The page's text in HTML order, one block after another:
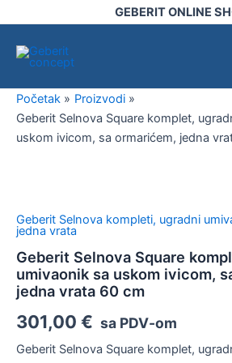
na
sadržaj
GEBERIT ONLINE
Početak
Proizvodi
Geberit Selnova Square komplet,
uskom ivicom, sa ormarićem, jedna
Geberit Selnova kompleti, ugradni
jedna vrata
Geberit Selnova Square
umivaonik sa uskom ivicom,
jedna vrata 60 cm
301,00 € sa PDV-om
Geberit Selnova Square komplet,
komplet,
umivaonik
sa
uskom
sa
jedna
ugradni
sa
ivicom,
sa
ormarićem,
jedna